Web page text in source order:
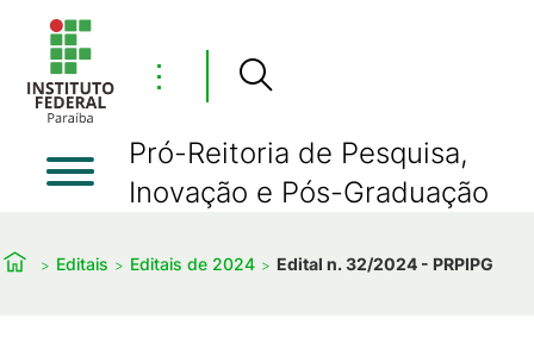
⋮
Pró-Reitoria de Pesquisa,
Inovação e Pós-Graduação
Editais Editais de 2024 Edital n. 32/2024 - PRPIPG